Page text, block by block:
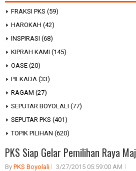
FRAKSI PKS (59)
HAROKAH (42)
INSPIRASI (68)
KIPRAH KAMI (145)
OASE (20)
PILKADA (33)
RAGAM (27)
SEPUTAR BOYOLALI (77)
SEPUTAR PKS (401)
TOPIK PILIHAN (620)
PKS Siap Gelar Pemilihan Raya
By PKS Boyolali
3/27/2015 05:59:00 AM